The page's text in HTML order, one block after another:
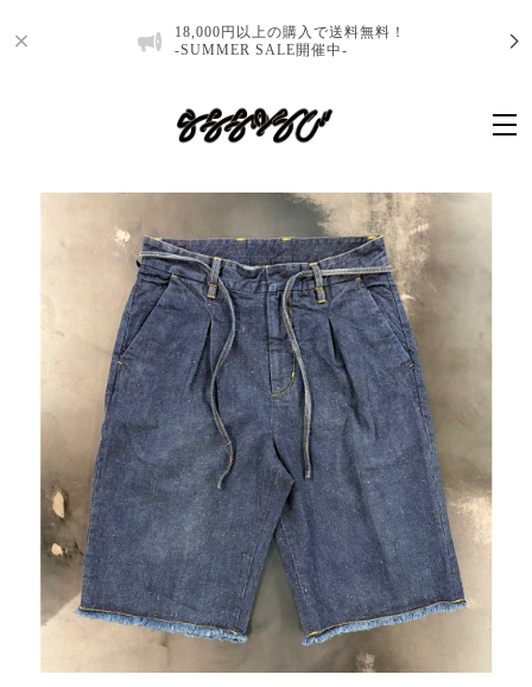
18,000円以上の購入で送料無料！
-SUMMER SALE開催中-